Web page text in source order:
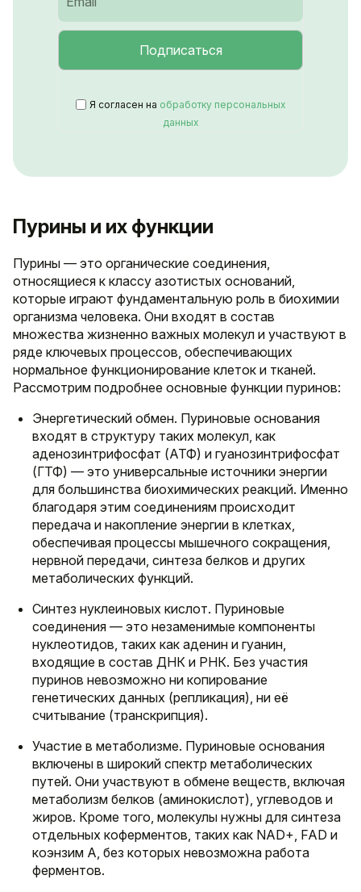
Я согласен на обработку персональных
данных
Пурины и их функции
Пурины — это органические соединения,
относящиеся к классу азотистых оснований,
которые играют фундаментальную роль в биохимии
организма человека. Они входят в состав
множества жизненно важных молекул и участвуют в
ряде ключевых процессов, обеспечивающих
нормальное функционирование клеток и тканей.
Рассмотрим подробнее основные функции пуринов:
Энергетический обмен. Пуриновые основания
входят в структуру таких молекул, как
аденозинтрифосфат (АТФ) и гуанозинтрифосфат
(ГТФ) — это универсальные источники энергии
для большинства биохимических реакций. Именно
благодаря этим соединениям происходит
передача и накопление энергии в клетках,
обеспечивая процессы мышечного сокращения,
нервной передачи, синтеза белков и других
метаболических функций.
Синтез нуклеиновых кислот. Пуриновые
соединения — это незаменимые компоненты
нуклеотидов, таких как аденин и гуанин,
входящие в состав ДНК и РНК. Без участия
пуринов невозможно ни копирование
генетических данных (репликация), ни её
считывание (транскрипция).
Участие в метаболизме. Пуриновые основания
включены в широкий спектр метаболических
путей. Они участвуют в обмене веществ, включая
метаболизм белков (аминокислот), углеводов и
жиров. Кроме того, молекулы нужны для синтеза
отдельных коферментов, таких как NAD+, FAD и
коэнзим A, без которых невозможна работа
ферментов.